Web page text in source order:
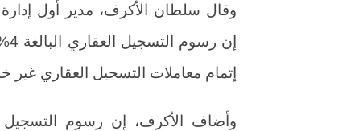
وقال سلطان الأكرف، مدير أول
إتمام معاملات التسجيل العقاري غير
وأضاف الأكرف، إن رسوم التسجيل